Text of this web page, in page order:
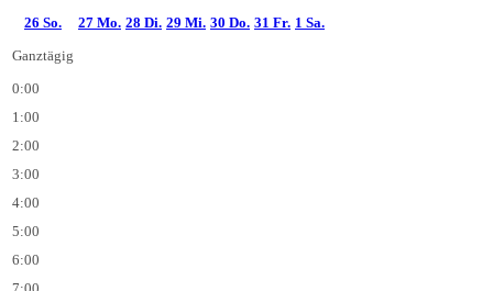
26 So. 27 Mo. 28 Di. 29 Mi. 30 Do. 31 Fr. 1 Sa.
Ganztägig
0:00
1:00
2:00
3:00
4:00
5:00
6:00